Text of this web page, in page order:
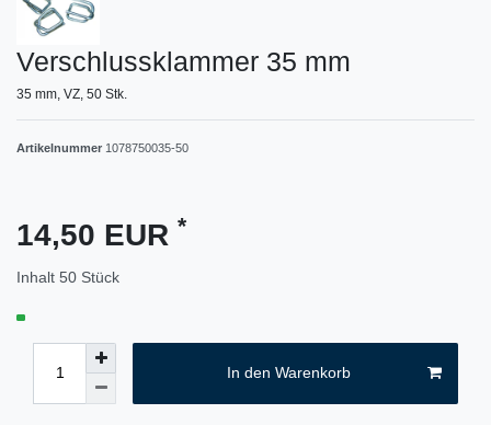
Verschlussklammer 35 mm
35 mm, VZ, 50 Stk.
Artikelnummer 1078750035-50
14,50 EUR *
Inhalt 50 Stück
In den Warenkorb